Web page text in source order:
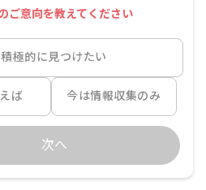
ご意向を教えてください
積極的に見つけたい
ば 今は情報収集のみ
次へ